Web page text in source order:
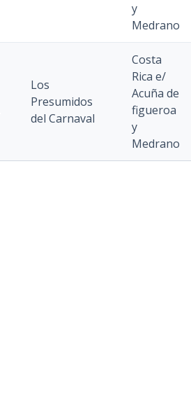
y
Medrano
Los
Presumidos
del Carnaval
Costa
Rica e/
Acuña de
figueroa
y
Medrano